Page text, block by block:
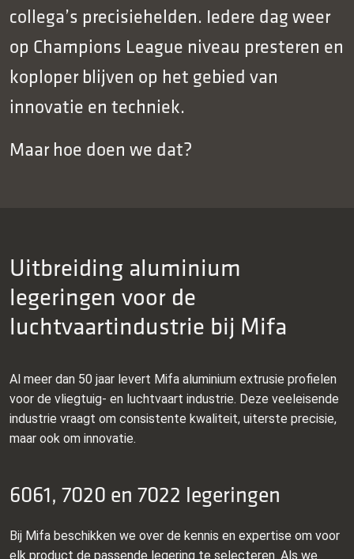
collega’s precisiehelden. Iedere dag weer
op Champions League niveau presteren en
koploper blijven op het gebied van
innovatie en techniek.
Maar hoe doen we dat?
Uitbreiding aluminium
legeringen voor de
luchtvaartindustrie bij Mifa
Al meer dan 50 jaar levert Mifa aluminium extrusie profielen
voor de vliegtuig- en luchtvaart industrie. Deze veeleisende
industrie vraagt om consistente kwaliteit, uiterste precisie,
maar ook om innovatie.
6061, 7020 en 7022 legeringen
Bij Mifa beschikken we over de kennis en expertise om voor
elk product de passende legering te selecteren. Als we